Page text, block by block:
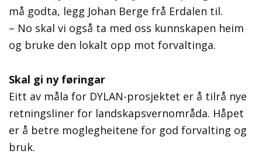
må godta, legg Johan Berge frå Erdalen til.
– No skal vi også ta med oss kunnskapen heim
og bruke den lokalt opp mot forvaltinga.
Skal gi ny føringar
Eitt av måla for DYLAN-prosjektet er å tilrå nye
retningsliner for landskapsvernområda. Håpet
er å betre moglegheitene for god forvalting og
bruk.